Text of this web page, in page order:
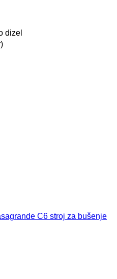
dizel
C6 stroj za bušenje